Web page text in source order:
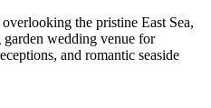
the pristine East Sea,
wedding venue for
and romantic seaside